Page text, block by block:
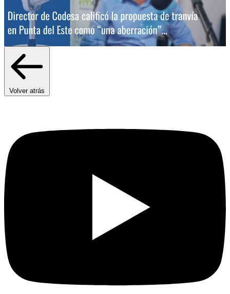
Volver atrás